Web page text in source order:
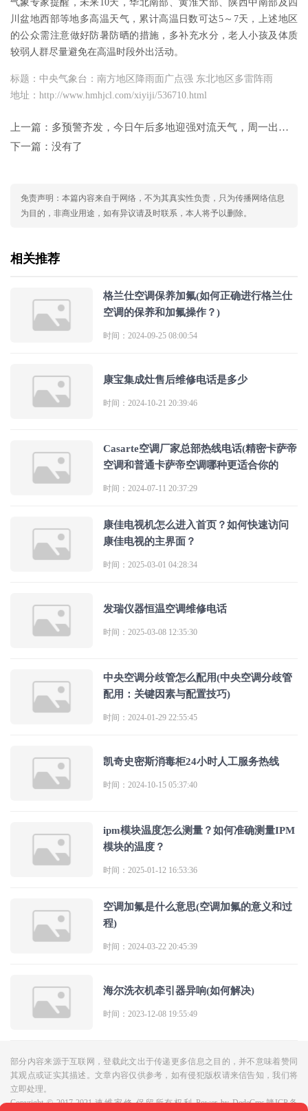
气象专家提醒，未来10天，华北南部、黄淮大部、陕西中南部及四
川盆地西部等地多高温天气，累计高温日数可达5～7天，上述地区
的公众需注意做好防暑防晒的措施，多补充水分，老人小孩及体质
较弱人群尽量避免在高温时段外出活动。
标题：中央气象台：南方地区降雨面广点强 东北地区多雷阵雨
地址：http://www.hmhjcl.com/xiyiji/536710.html
上一篇： 多预警齐发，今日午后多地迎强对流天气，周一出行天气一览
下一篇：没有了
免责声明：本篇内容来自于网络，不为其真实性负责，只为传播网络信息
为目的，非商业用途，如有异议请及时联系，本人将予以删除。
相关推荐
格兰仕空调保养加氟(如何正确进行格兰仕
空调的保养和加氟操作？)
时间：2024-09-25 08:00:54
康宝集成灶售后维修电话是多少
时间：2024-10-21 20:39:46
Casarte空调厂家总部热线电话(精密卡萨帝
空调和普通卡萨帝空调哪种更适合你的
时间：2024-07-11 20:37:29
康佳电视机怎么进入首页？如何快速访问
康佳电视的主界面？
时间：2025-03-01 04:28:34
发瑞仪器恒温空调维修电话
时间：2025-03-08 12:35:30
中央空调分歧管怎么配用(中央空调分歧管
配用：关键因素与配置技巧)
时间：2024-01-29 22:55:45
凯奇史密斯消毒柜24小时人工服务热线
时间：2024-10-15 05:37:40
ipm模块温度怎么测量？如何准确测量IPM
模块的温度？
时间：2025-01-12 16:53:36
空调加氟是什么意思(空调加氟的意义和过
程)
时间：2024-03-22 20:45:39
海尔洗衣机牵引器异响(如何解决)
时间：2023-12-08 19:55:49
部分内容来源于互联网，登载此文出于传递更多信息之目的，并不意味着赞同
其观点或证实其描述。文章内容仅供参考，如有侵犯版权请来信告知，我们将
立即处理。
Copyright © 2017-2021 速维家修.保留所有权利 Power by DedeCms赣ICP备